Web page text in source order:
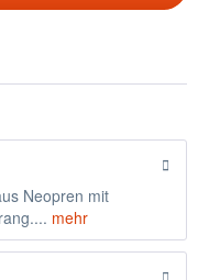
Neopren mit
mehr